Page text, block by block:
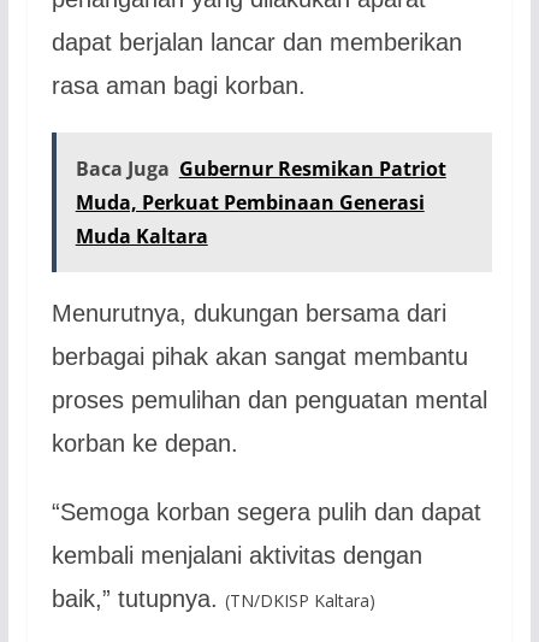
dapat berjalan lancar dan memberikan
rasa aman bagi korban.
Baca Juga Gubernur Resmikan Patriot
Muda, Perkuat Pembinaan Generasi
Muda Kaltara
Menurutnya, dukungan bersama dari
berbagai pihak akan sangat membantu
proses pemulihan dan penguatan mental
korban ke depan.
“Semoga korban segera pulih dan dapat
kembali menjalani aktivitas dengan
baik,” tutupnya. (TN/DKISP Kaltara)